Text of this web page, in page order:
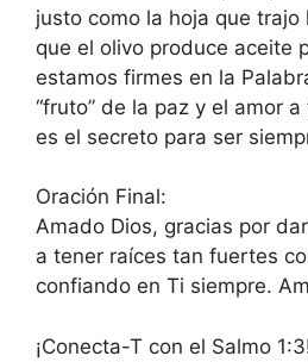
justo como la hoja que trajo
que el olivo produce aceite
estamos firmes en la
“fruto” de la paz y el amor
es el secreto para ser
Oración Final:
Amado Dios, gracias por
a tener raíces tan fuertes
confiando en Ti siempre.
¡Conecta-T con el Salmo